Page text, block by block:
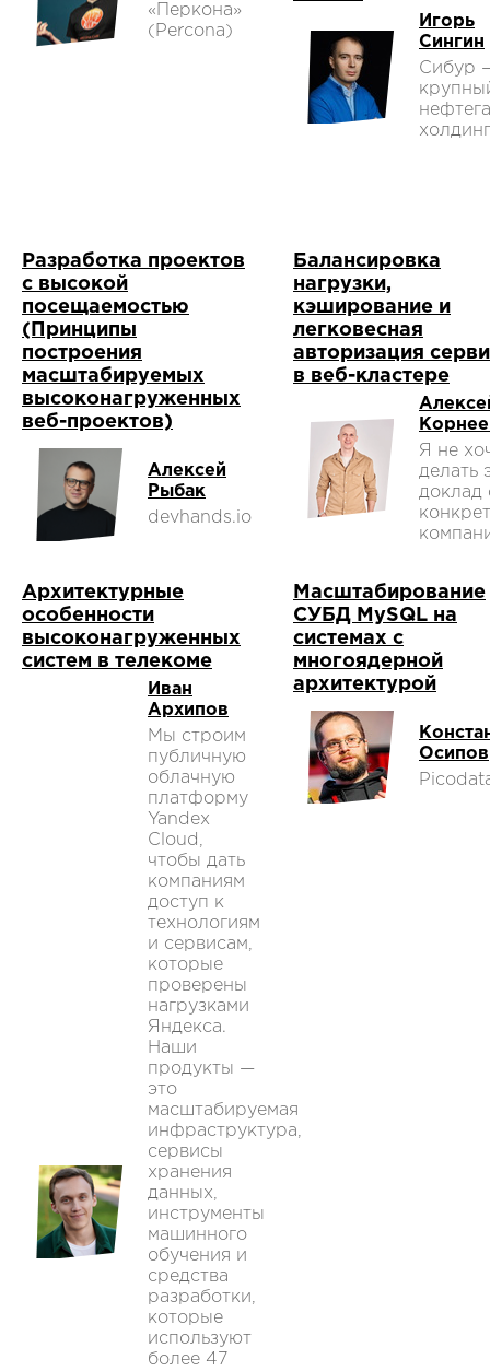
«Перкона»
(Percona)
Игорь
Сингин
Сибур
Разработка проектов
с высокой
посещаемостью
(Принципы
построения
масштабируемых
высоконагруженных
веб-проектов)
Алексей
Рыбак
devhands.io
Балансировка
нагрузки,
кэширование и
легковесная
авторизация
в веб-кластере
Я не
делать
доклад
Архитектурные
особенности
высоконагруженных
систем в телекоме
Иван
Архипов
Мы строим
публичную
облачную
платформу
Yandex
Cloud,
чтобы дать
компаниям
доступ к
технологиям
и сервисам,
которые
проверены
нагрузками
Яндекса.
Наши
продукты —
это
масштабируемая
инфраструктура,
сервисы
хранения
данных,
инструменты
машинного
обучения и
средства
разработки,
которые
используют
более 47
Масштабирование
СУБД MySQL на
системах с
многоядерной
архитектурой
Осипов